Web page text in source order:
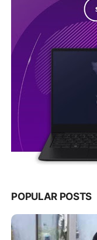
POPULAR POSTS